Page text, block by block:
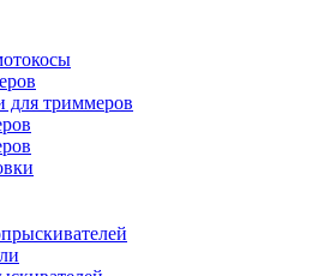
для триммеров